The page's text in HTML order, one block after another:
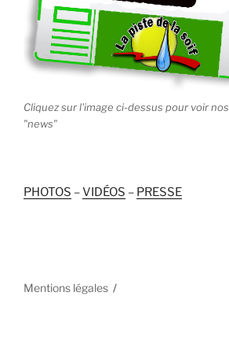
Cliquez sur l'image ci-dessus pour voir nos
"news"
PHOTOS –VIDÉOS – PRESSE
Mentions légales